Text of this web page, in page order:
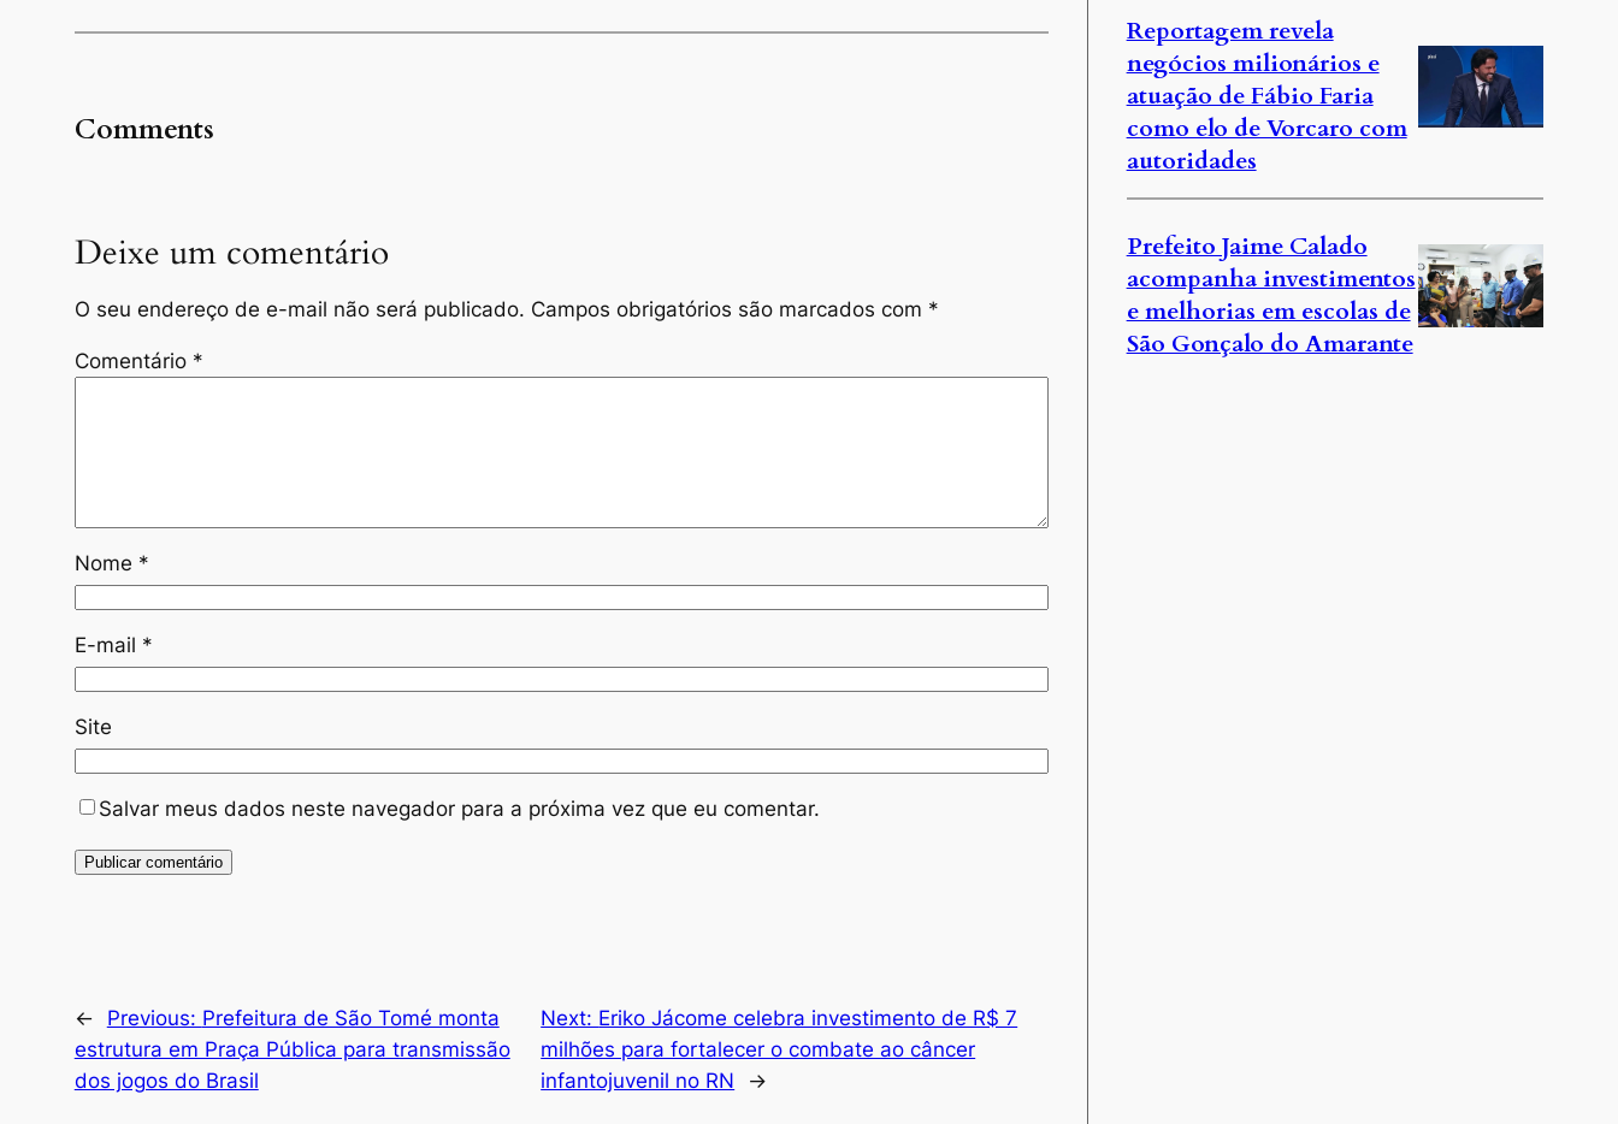
Comments
Deixe um comentário
O seu endereço de e-mail não será publicado. Campos obrigatórios são marcados com *
Comentário *
Nome *
E-mail *
Site
Salvar meus dados neste navegador para a próxima vez que eu comentar.
← Previous: Prefeitura de São Tomé monta
estrutura em Praça Pública para transmissão
dos jogos do Brasil
Next: Eriko Jácome celebra investimento de R$ 7
milhões para fortalecer o combate ao câncer
infantojuvenil no RN
→
Reportagem revela
negócios milionários e
atuação de Fábio Faria
como elo de Vorcaro com
autoridades
Prefeito Jaime Calado
acompanha investimentos
e melhorias em escolas de
São Gonçalo do Amarante